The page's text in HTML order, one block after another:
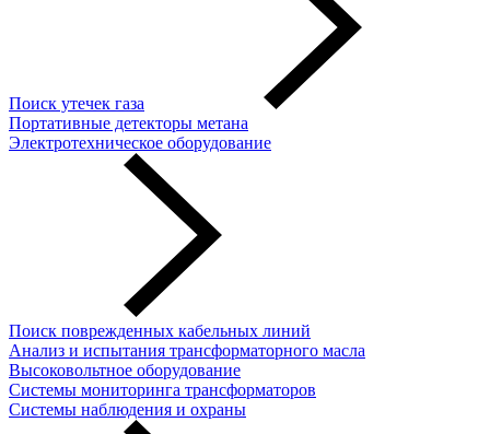
Поиск утечек газа
Портативные детекторы метана
Электротехническое оборудование
Поиск поврежденных кабельных линий
Анализ и испытания трансформаторного масла
Высоковольтное оборудование
Системы мониторинга трансформаторов
Системы наблюдения и охраны